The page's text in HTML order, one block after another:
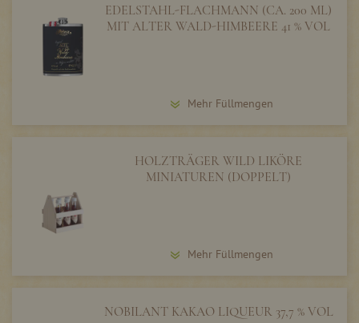
EDELSTAHL-FLACHMANN (CA. 200 ML)
MIT ALTER WALD-HIMBEERE 41 % VOL
Mehr Füllmengen
HOLZTRÄGER WILD LIKÖRE
MINIATUREN (DOPPELT)
Mehr Füllmengen
NOBILANT KAKAO LIQUEUR 37,7 % VOL